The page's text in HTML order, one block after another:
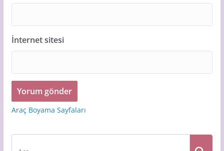
İnternet sitesi
Araç Boyama Sayfaları